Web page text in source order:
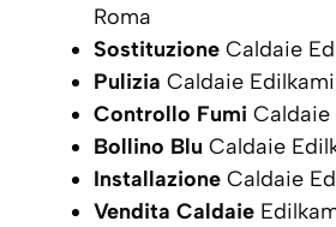
Roma
Sostituzione Caldaie
Pulizia Caldaie
Controllo Fumi Caldaie
Bollino Blu Caldaie
Installazione Caldaie
Vendita Caldaie